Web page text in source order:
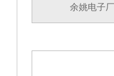
余姚电子